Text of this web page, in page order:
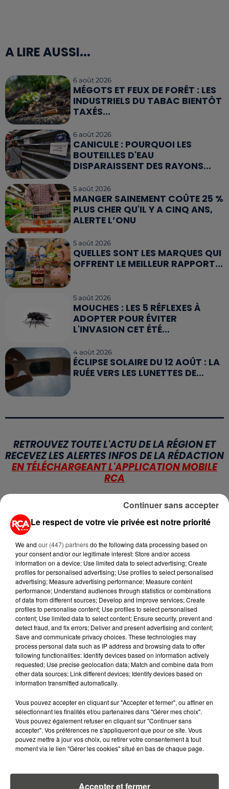
A LIRE AUSSI...
6 août 2026
MÉGOTS ET FEUX DE FORÊT : LES
INDUSTRIELS DU TABAC BIENTÔT
TAXÉS...
6 août 2026
CANICULE : POURQUOI LES
BOUTEILLES D'EAU
DISPARAISSENT DES RAYONS...
5 août 2026
MANGER SAINEMENT COÛTE 25 %
PLUS CHER QU'IL Y A CINQ ANS,
ALERTE L’ONU
5 août 2026
QUELLES SONT LES MARQUES QUI
OFFRENT LE MEILLEUR RAPPORT...
5 août 2026
MOUCHES : LES 5 RÉFLEXES À
ADOPTER POUR ÉVITER
L'INVASION CET ÉTÉ...
4 août 2026
ÉCLIPSE SOLAIRE DU 12 AOÛT : LA
RUÉE VERS LES LUNETTES DE...
RETROUVEZ TOUTE L'ACTU DE LA RÉGION ET
RECEVEZ LES ALERTES INFOS DE LA RÉDACTION
EN TÉLÉCHARGEANT L'APPLICATION MOBILE
RCA
LA RÉDACTION
RCA
DIMITRI COUTAND
Journaliste
MARGOT DOUÉTIL
Journaliste
Le respect de votre vie privée est notre priorité
We and our (447) partnersdo the following data processing based on
your consent and/or our legitimate interest: Store and/or access
information on a device; Use limited data to select advertising; Create
profiles for personalised advertising; Use profiles to select personalised
advertising; Measure advertising performance; Measure content
performance; Understand audiences through statistics or combinations
of data from different sources; Develop and improve services; Create
profiles to personalise content; Use profiles to select personalised
content; Use limited data to select content; Ensure security, prevent and
detect fraud, and fix errors; Deliver and present advertising and content;
Save and communicate privacy choices. These technologies may
process personal data such as IP address and browsing data to offer
following functionalities: Identify devices based on information actively
requested; Use precise geolocation data; Match and combine data from
other data sources; Link different devices; Identify devices based on
information transmitted automatically.
Vous pouvez accepter en cliquant sur "Accepter et fermer", ou affiner en
sélectionnant les finalités et/ou partenaires dans "Gérer mes choix".
Vous pouvez également refuser en cliquant sur "Continuer sans
accepter". Vos préférences ne s'appliqueront que pour ce site. Vous
pouvez mettre à jour vos choix, ou retirer votre consentement à tout
moment via le lien "Gérer les cookies" situé en bas de chaque page.
Accepter et fermer
Continuer sans accepter